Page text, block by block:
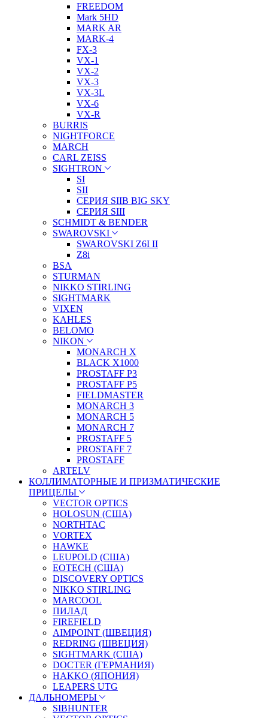
FREEDOM
Mark 5HD
MARK AR
MARK-4
FX-3
VX-1
VX-2
VX-3
VX-3L
VX-6
VX-R
BURRIS
NIGHTFORCE
MARCH
CARL ZEISS
SIGHTRON
SI
SII
СЕРИЯ SIIB BIG SKY
СЕРИЯ SIII
SCHMIDT & BENDER
SWAROVSKI
SWAROVSKI Z6I II
Z8i
BSA
STURMAN
NIKKO STIRLING
SIGHTMARK
VIXEN
KAHLES
BELOMO
NIKON
MONARCH X
BLACK X1000
PROSTAFF P3
PROSTAFF P5
FIELDMASTER
MONARCH 3
MONARCH 5
MONARCH 7
PROSTAFF 5
PROSTAFF 7
PROSTAFF
ARTELV
КОЛЛИМАТОРНЫЕ И ПРИЗМАТИЧЕСКИЕ
ПРИЦЕЛЫ
VECTOR OPTICS
HOLOSUN (США)
NORTHTAC
VORTEX
HAWKE
LEUPOLD (США)
EOTECH (США)
DISCOVERY OPTICS
NIKKO STIRLING
MARCOOL
ПИЛАД
FIREFIELD
AIMPOINT (ШВЕЦИЯ)
REDRING (ШВЕЦИЯ)
SIGHTMARK (США)
DOCTER (ГЕРМАНИЯ)
HAKKO (ЯПОНИЯ)
LEAPERS UTG
ДАЛЬНОМЕРЫ
SIBHUNTER